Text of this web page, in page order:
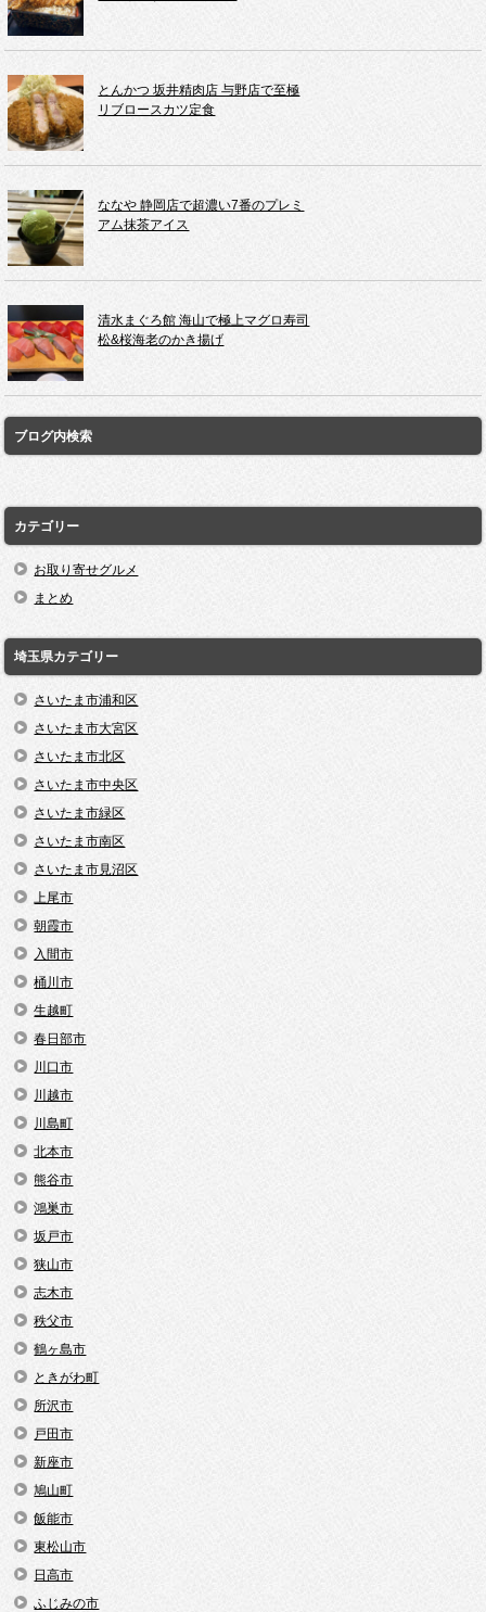
とんかつ 坂井精肉店 与野店で至極
リブロースカツ定食
ななや 静岡店で超濃い7番のプレミ
アム抹茶アイス
清水まぐろ館 海山で極上マグロ寿司
松&桜海老のかき揚げ
ブログ内検索
カテゴリー
お取り寄せグルメ
まとめ
埼玉県カテゴリー
さいたま市浦和区
さいたま市大宮区
さいたま市北区
さいたま市中央区
さいたま市緑区
さいたま市南区
さいたま市見沼区
上尾市
朝霞市
入間市
桶川市
生越町
春日部市
川口市
川越市
川島町
北本市
熊谷市
鴻巣市
坂戸市
狭山市
志木市
秩父市
鶴ヶ島市
ときがわ町
所沢市
戸田市
新座市
鳩山町
飯能市
東松山市
日高市
ふじみの市